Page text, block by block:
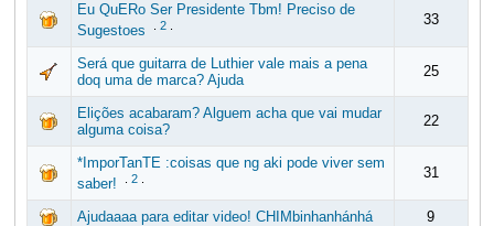
Eu QuERo Ser Presidente Tbm! Preciso de
Sugestoes
2. 33
Será que guitarra de Luthier vale mais a pena
doq uma de marca? Ajuda
25
Elições acabaram? Alguem acha que vai mudar
alguma coisa?
22
*ImporTanTE :coisas que ng aki pode viver sem
saber!
2. 31
Ajudaaaa para editar video! CHIMbinhanhánhá 9